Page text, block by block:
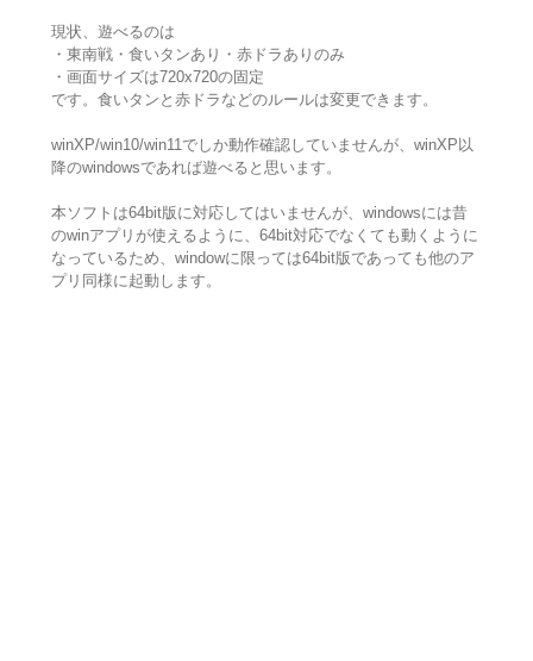
現状、遊べるのは
・東南戦・食いタンあり・赤ドラありのみ
・画面サイズは720x720の固定
です。食いタンと赤ドラなどのルールは変更できます。
winXP/win10/win11でしか動作確認していませんが、winXP以
降のwindowsであれば遊べると思います。
本ソフトは64bit版に対応してはいませんが、windowsには昔
のwinアプリが使えるように、64bit対応でなくても動くように
なっているため、windowに限っては64bit版であっても他のア
プリ同様に起動します。